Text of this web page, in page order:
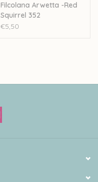
Filcolana Arwetta -Red
Squirrel 352
€5,50